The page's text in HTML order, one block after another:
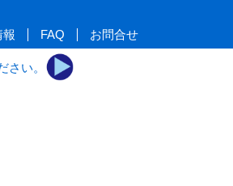
報 FAQ お問合せ
さい。